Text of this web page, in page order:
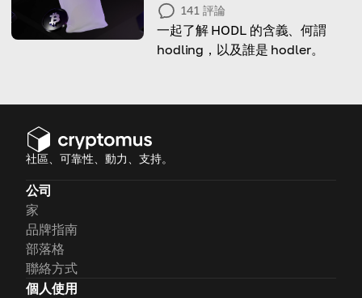
141 評論
一起了解 HODL 的含義、何謂
hodling，以及誰是 hodler。
社區、可靠性、動力、支持。
公司
家
品牌指南
部落格
聯絡方式
個人使用